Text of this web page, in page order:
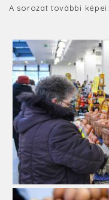
A sorozat további képei: